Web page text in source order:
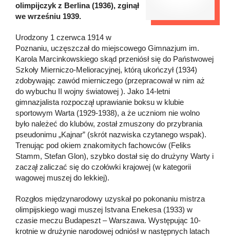
olimpijczyk z Berlina (1936), zginął
we wrześniu 1939.
Urodzony 1 czerwca 1914 w
Poznaniu, uczęszczał do miejscowego Gimnazjum im.
Karola Marcinkowskiego skąd przeniósł się do Państwowej
Szkoły Mierniczo-Melioracyjnej, którą ukończył (1934)
zdobywając zawód mierniczego (przepracował w nim aż
do wybuchu II wojny światowej ). Jako 14-letni
gimnazjalista rozpoczął uprawianie boksu w klubie
sportowym Warta (1929-1938), a że uczniom nie wolno
było należeć do klubów, został zmuszony do przybrania
pseudonimu „Kajnar” (skrót nazwiska czytanego wspak).
Trenując pod okiem znakomitych fachowców (Feliks
Stamm, Stefan Glon), szybko dostał się do drużyny Warty i
zaczął zaliczać się do czołówki krajowej (w kategorii
wagowej muszej do lekkiej).
Rozgłos międzynarodowy uzyskał po pokonaniu mistrza
olimpijskiego wagi muszej Istvana Enekesa (1933) w
czasie meczu Budapeszt – Warszawa. Występując 10-
krotnie w drużynie narodowej odniósł w następnych latach